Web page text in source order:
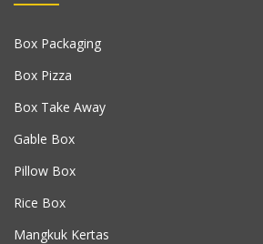
Box Packaging
Box Pizza
Box Take Away
Gable Box
Pillow Box
Rice Box
Mangkuk Kertas